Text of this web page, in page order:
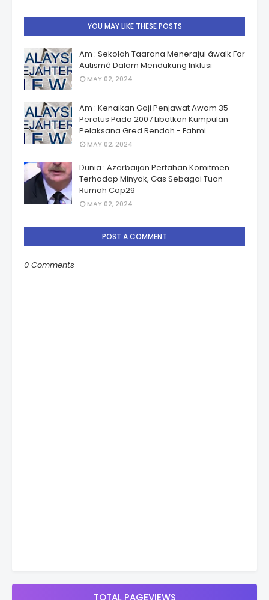
YOU MAY LIKE THESE POSTS
Am : Sekolah Taarana Menerajui âwalk For
Autismâ Dalam Mendukung Inklusi
MAY 02, 2024
Am : Kenaikan Gaji Penjawat Awam 35
Peratus Pada 2007 Libatkan Kumpulan
Pelaksana Gred Rendah - Fahmi
MAY 02, 2024
Dunia : Azerbaijan Pertahan Komitmen
Terhadap Minyak, Gas Sebagai Tuan
Rumah Cop29
MAY 02, 2024
POST A COMMENT
0 Comments